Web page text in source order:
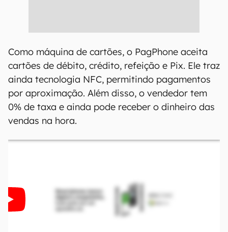
Como máquina de cartões, o PagPhone aceita
cartões de débito, crédito, refeição e Pix. Ele traz
ainda tecnologia NFC, permitindo pagamentos
por aproximação. Além disso, o vendedor tem
0% de taxa e ainda pode receber o dinheiro das
vendas na hora.